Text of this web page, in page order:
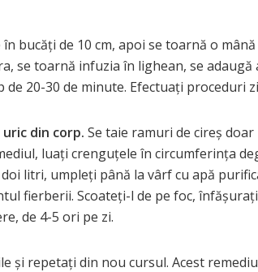
bucăți de 10 cm, apoi se toarnă o
se toarnă infuzia în lighean, se
de 20-30 de minute. Efectuați proceduri
din corp. Se taie ramuri de cireș
luați crenguțele în circumferința
litri, umpleți până la vârf cu apă
fierberii. Scoateți-l de pe foc,
de 4-5 ori pe zi.
și repetați din nou cursul. Acest